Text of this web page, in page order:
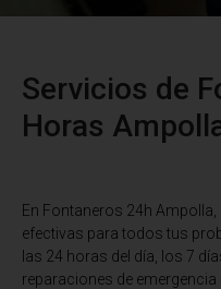
Servicios de
Horas
En Fontaneros 24h Ampolla
efectivas para todos tus
las 24 horas del día, los 7
reparaciones de